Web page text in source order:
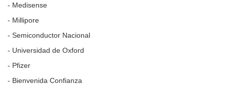
- Medisense
- Millipore
- Semiconductor Nacional
- Universidad de Oxford
- Pfizer
- Bienvenida Confianza